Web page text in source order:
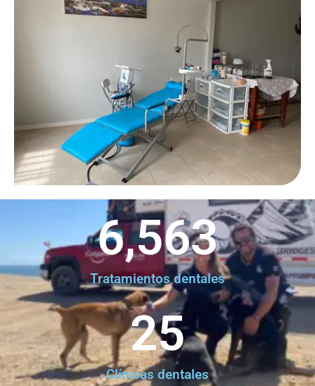
Tratamientos dentales
6,563
Clínicas dentales
25